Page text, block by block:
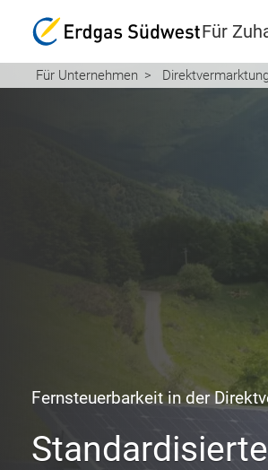
Für
Für Unternehmen
Fernsteuerbarkeit in der